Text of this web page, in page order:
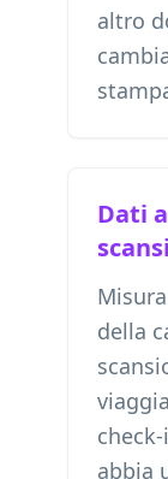
altro
Dati
della
abbia